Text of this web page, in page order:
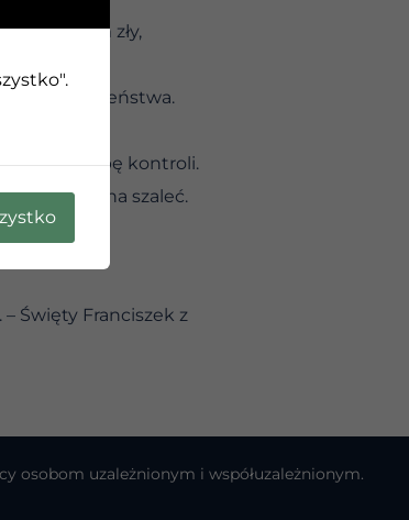
Byłem zły,
nas do szaleństwa.
potrzebę kontroli.
zaczyna szaleć.
Święty Franciszek z
osobom uzależnionym i współuzależnionym.